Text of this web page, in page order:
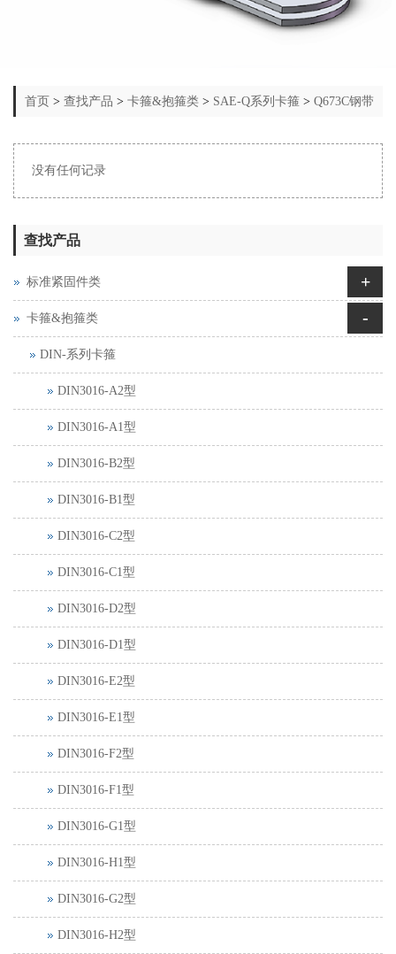
首页 > 查找产品 > 卡箍&抱箍类 > SAE-Q系列卡箍 > Q673C钢带
没有任何记录
查找产品
标准紧固件类 +
卡箍&抱箍类 -
DIN-系列卡箍
DIN3016-A2型
DIN3016-A1型
DIN3016-B2型
DIN3016-B1型
DIN3016-C2型
DIN3016-C1型
DIN3016-D2型
DIN3016-D1型
DIN3016-E2型
DIN3016-E1型
DIN3016-F2型
DIN3016-F1型
DIN3016-G1型
DIN3016-H1型
DIN3016-G2型
DIN3016-H2型